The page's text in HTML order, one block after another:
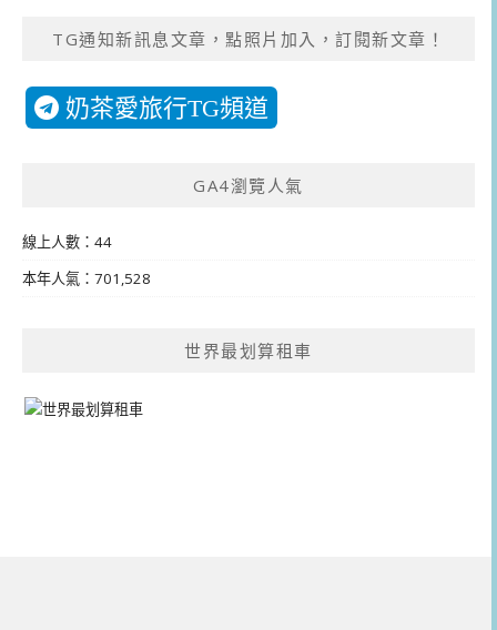
TG通知新訊息文章，點照片加入，訂閱新文章！
奶茶愛旅行TG頻道
GA4瀏覽人氣
線上人數：44
本年人氣：701,528
世界最划算租車